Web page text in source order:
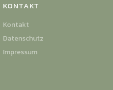
KONTAKT
Kontakt
Datenschutz
Impressum